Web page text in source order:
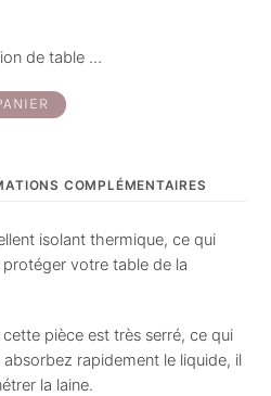
de table …
COMPLÉMENTAIRES
isolant thermique, ce qui
votre table de la
pièce est très serré, ce qui
rapidement le liquide, il
la laine.